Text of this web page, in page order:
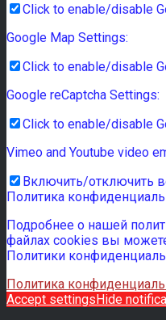
Click to enable/disable
Google Map Settings:
Click to enable/disable
Google reCaptcha Settings:
Click to enable/disable
Vimeo and Youtube video
Включить/отключить
Политика
Подробнее о нашей
файлах cookies вы
Политики
Политика
Accept settingsHide